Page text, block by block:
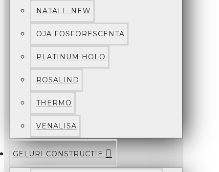
NATALI- NEW
OJA FOSFORESCENTA
PLATINUM HOLO
ROSALIND
THERMO
VENALISA
GELURI CONSTRUCTIE